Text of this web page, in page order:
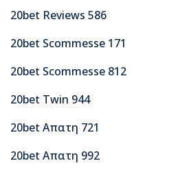
20bet Reviews 586
20bet Scommesse 171
20bet Scommesse 812
20bet Twin 944
20bet Απατη 721
20bet Απατη 992